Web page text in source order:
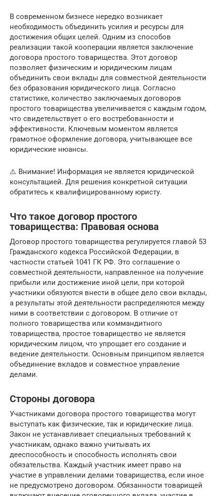
В современном бизнесе нередко возникает
необходимость объединить усилия и ресурсы для
достижения общих целей. Одним из способов
реализации такой кооперации является заключение
договора простого товарищества. Этот договор
позволяет физическим и юридическим лицам
объединить свои вклады для совместной деятельности
без образования юридического лица. Согласно
статистике, количество заключаемых договоров
простого товарищества увеличивается с каждым годом,
что свидетельствует о его востребованности и
эффективности. Ключевым моментом является
грамотное оформление договора, учитывающее все
юридические нюансы.
⚠️ Внимание! Информация не является юридической
консультацией. Для решения конкретной ситуации
обратитесь к квалифицированному юристу.
Что такое договор простого
товарищества: Правовая основа
Договор простого товарищества регулируется главой 53
Гражданского кодекса Российской Федерации, в
частности статьей 1041 ГК РФ. Это соглашение о
совместной деятельности, направленное на получение
прибыли или достижение иной цели, при которой
участники обязуются внести в общее дело свои вклады,
а результаты этой деятельности распределяются между
ними в соответствии с договором. В отличие от
полного товарищества или коммандитного
товарищества, простое товарищество не является
юридическим лицом, что упрощает его создание и
ведение деятельности. Основным принципом является
объединение вкладов и совместное управление
делами.
Стороны договора
Участниками договора простого товарищества могут
выступать как физические, так и юридические лица.
Закон не устанавливает специальных требований к
участникам, однако важно учитывать их
дееспособность и способность исполнять свои
обязательства. Каждый участник имеет право на
участие в управлении делами товарищества, если иное
не предусмотрено договором. Обязанности товарищей